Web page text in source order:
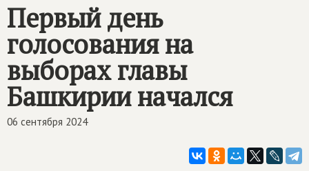
Первый день
голосования на
выборах главы
Башкирии начался
06 сентября 2024